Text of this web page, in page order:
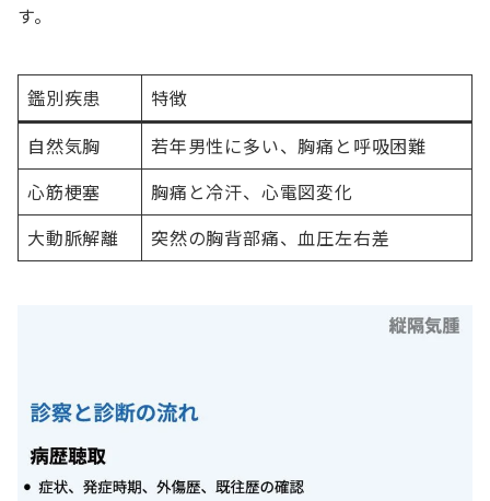
す。
鑑別疾患
特徴
自然気胸
若年男性に多い、胸痛と呼吸困難
心筋梗塞
胸痛と冷汗、心電図変化
大動脈解離
突然の胸背部痛、血圧左右差